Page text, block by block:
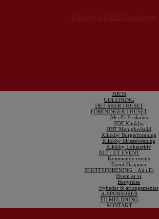
HJEM
UDLEJNING
DET SKER I HUSET
FORENINGER I HUSET
Alt i Et Friskolen
FDF Klinkby
HHT Menighedsråd
Klinkby Borgerforening
Klinkby Idrætsforening
Klinkby Lokalarkiv
ALT i ET EVENT
Kommende events
Event-Gruppen
STØTTEFORENING – Alt i Et
Hvem er vi
Bestyrelse
Nyheder & arrangementer
A-SPONSORER
TILMELDNING
KONTAKT